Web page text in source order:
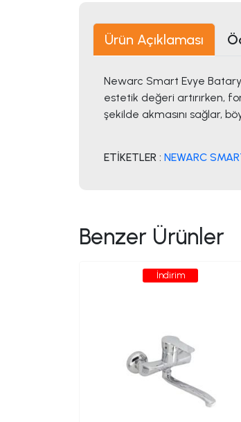
Ürün Açıklaması
Newarc Smart Evye
estetik değeri artırırken,
şekilde akmasını sağlar,
ETİKETLER : NEWARC
Benzer Ürünler
İndirim